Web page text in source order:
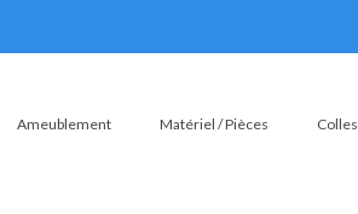
Ameublement Matériel / Pièces Colles